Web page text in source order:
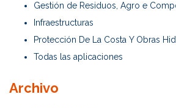
Gestión de Residuos, Agro e
Infraestructuras
Protección De La Costa Y Obras
Todas las aplicaciones
Archivo